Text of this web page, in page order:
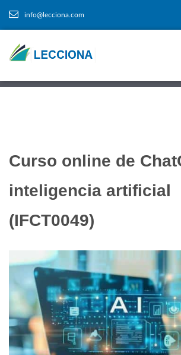
info@lecciona.com
Curso online de
inteligencia artificial
(IFCT0049)